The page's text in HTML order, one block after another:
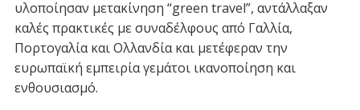
υλοποίησαν μετακίνηση “green travel”, αντάλλαξαν
καλές πρακτικές με συναδέλφους από Γαλλία,
Πορτογαλία και Ολλανδία και μετέφεραν την
ευρωπαϊκή εμπειρία γεμάτοι ικανοποίηση και
ενθουσιασμό.